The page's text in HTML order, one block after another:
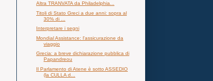
Altra TRANVATA da Philadelphia...
Titoli di Stato Greci a due anni: sopra al
30% di ...
Interpretare i segni
Mondial Assistance: l'assicurazione da
viaggio
Grecia: a breve dichiarazione pubblica di
Papandreou
Il Parlamento di Atene è sotto ASSEDIO
(la CULLA d...